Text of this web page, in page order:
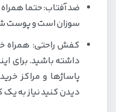
ضد آفتاب: حتما
سوزان است و پوست
کفش راحتی: همراه
داشته باشید. برای
پاساژها و مراکز
دیدن کنید نیاز به